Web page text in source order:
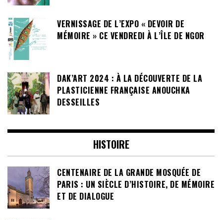
VERNISSAGE DE L’EXPO « DEVOIR DE
MÉMOIRE » CE VENDREDI À L’ÎLE DE NGOR
DAK’ART 2024 : À LA DÉCOUVERTE DE LA
PLASTICIENNE FRANÇAISE ANOUCHKA
DESSEILLES
HISTOIRE
CENTENAIRE DE LA GRANDE MOSQUÉE DE
PARIS : UN SIÈCLE D’HISTOIRE, DE MÉMOIRE
ET DE DIALOGUE